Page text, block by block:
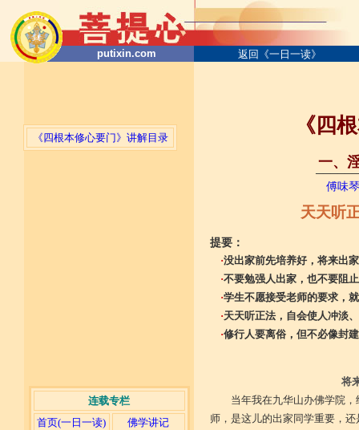
putixin.com 返回《一日一读》
《四根本修心要门》讲解目录
连载专栏
首页(一日一读)
佛学讲记
《四
一、
傅味琴
天天听
提要：
·没出家前先培养好，将来出
·不要勉强人出家，也不要阻
·学生不愿接受老师的要求，
·天天听正法，自会使人冲淡
·修行人要离俗，但不必像封
将
当年我在九华山办佛学院
师，是这儿的出家同学重要，